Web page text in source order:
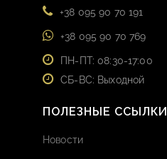
+38 095 90 70 191
+38 095 90 70 769
ПН-ПТ: 08:30-17:00
СБ-ВС: Выходной
ПОЛЕЗНЫЕ ССЫЛКИ
Новости